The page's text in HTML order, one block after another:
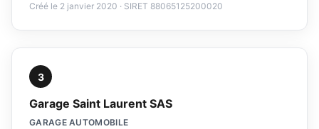
Créé le 2 janvier 2020 · SIRET 88065125200020
3
Garage Saint Laurent SAS
GARAGE AUTOMOBILE